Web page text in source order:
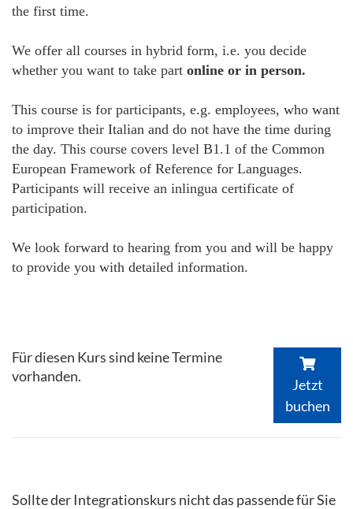
the first time.
We offer all courses in hybrid form, i.e. you decide
whether you want to take part online or in person.
This course is for participants, e.g. employees, who want
to improve their Italian and do not have the time during
the day. This course covers level B1.1 of the Common
European Framework of Reference for Languages.
Participants will receive an inlingua certificate of
participation.
We look forward to hearing from you and will be happy
to provide you with detailed information.
Für diesen Kurs sind keine Termine
vorhanden.
Jetzt
buchen
Sollte der Integrationskurs nicht das passende für Sie